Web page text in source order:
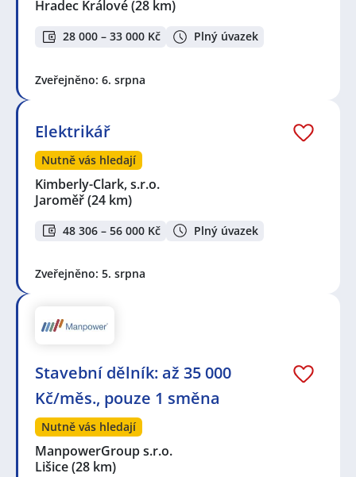
Hradec Králové(28 km)
28 000 – 33 000 Kč Plný úvazek
Zveřejněno: 6. srpna
Elektrikář
Nutně vás hledají
Kimberly-Clark, s.r.o.
Jaroměř(24 km)
48 306 – 56 000 Kč Plný úvazek
Zveřejněno: 5. srpna
Stavební dělník: až 35 000
Kč/měs., pouze 1 směna
Nutně vás hledají
ManpowerGroup s.r.o.
Lišice(28 km)